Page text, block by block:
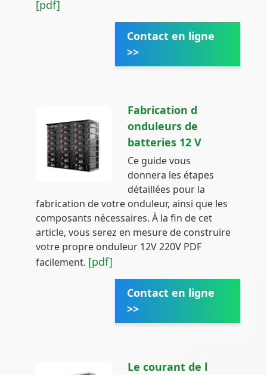
[pdf]
Contact en ligne
>>
Fabrication d
onduleurs de
batteries 12 V
Ce guide vous
donnera les étapes
détaillées pour la
fabrication de votre onduleur, ainsi que les
composants nécessaires. À la fin de cet
article, vous serez en mesure de construire
votre propre onduleur 12V 220V PDF
facilement. [pdf]
Contact en ligne
>>
Le courant de l